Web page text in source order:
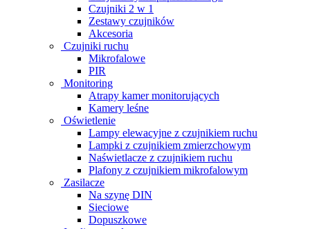
Czujniki 2 w 1
Zestawy czujników
Akcesoria
Czujniki ruchu
Mikrofalowe
PIR
Monitoring
Atrapy kamer monitorujących
Kamery leśne
Oświetlenie
Lampy elewacyjne z czujnikiem ruchu
Lampki z czujnikiem zmierzchowym
Naświetlacze z czujnikiem ruchu
Plafony z czujnikiem mikrofalowym
Zasilacze
Na szynę DIN
Sieciowe
Dopuszkowe